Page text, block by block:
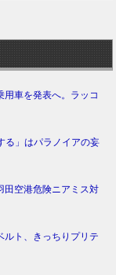
車を発表へ。ラッコ
る」はパラノイアの妄
田空港危険ニアミス対
ルト、きっちりプリテ